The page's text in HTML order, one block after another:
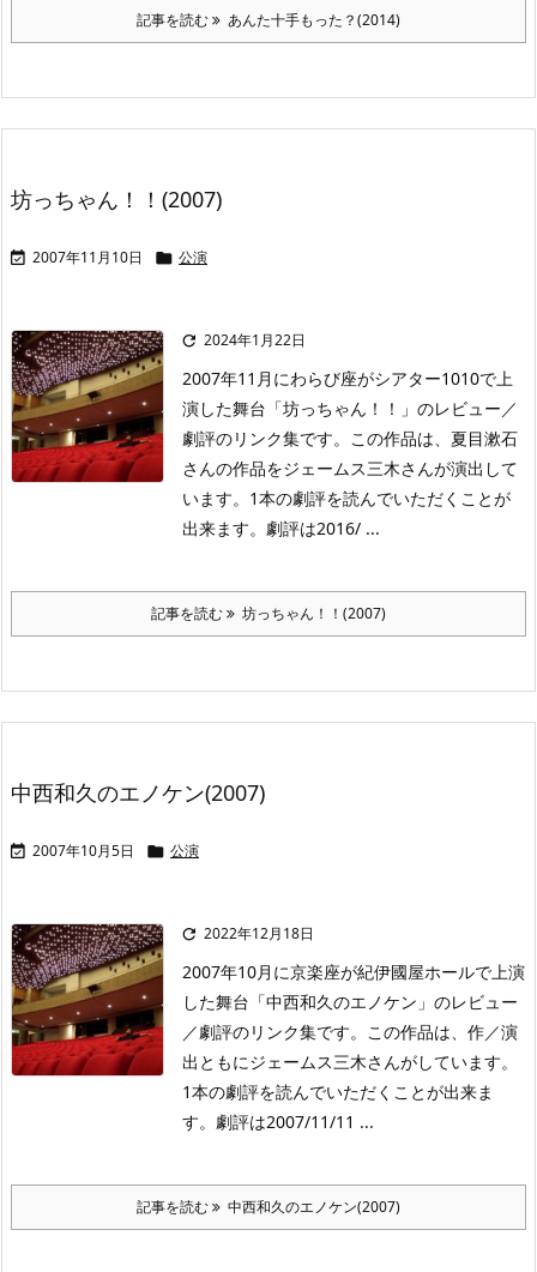
記事を読む あんた十手もった？(2014)
坊っちゃん！！(2007)
 2007年11月10日  公演
 2024年1月22日
2007年11月にわらび座がシアター1010で上
演した舞台「坊っちゃん！！」のレビュー／
劇評のリンク集です。この作品は、夏目漱石
さんの作品をジェームス三木さんが演出して
います。1本の劇評を読んでいただくことが
出来ます。劇評は2016/ ...
記事を読む 坊っちゃん！！(2007)
中西和久のエノケン(2007)
 2007年10月5日  公演
 2022年12月18日
2007年10月に京楽座が紀伊國屋ホールで上演
した舞台「中西和久のエノケン」のレビュー
／劇評のリンク集です。この作品は、作／演
出ともにジェームス三木さんがしています。
1本の劇評を読んでいただくことが出来ま
す。劇評は2007/11/11 ...
記事を読む 中西和久のエノケン(2007)